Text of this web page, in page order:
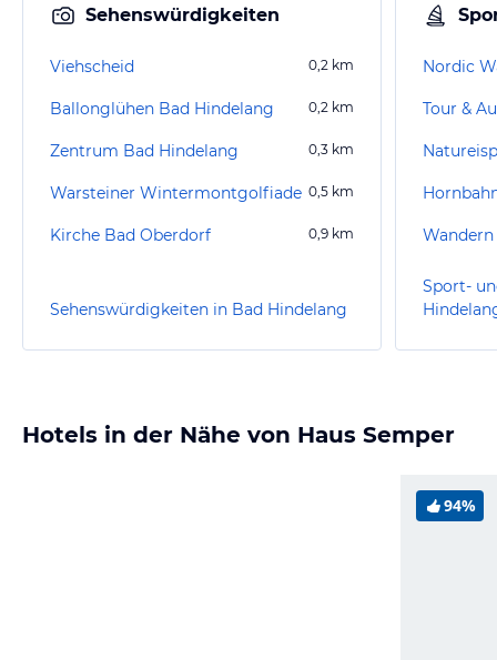
Sehenswürdigkeiten
Viehscheid 0,2 km
Ballonglühen Bad Hindelang 0,2 km
Zentrum Bad Hindelang 0,3 km
Warsteiner Wintermontgolfiade 0,5 km
Kirche Bad Oberdorf 0,9 km
Sehenswürdigkeiten in Bad Hindelang
Nordic
Tour &
Sport-
Hotels in der Nähe von Haus Semper
94%